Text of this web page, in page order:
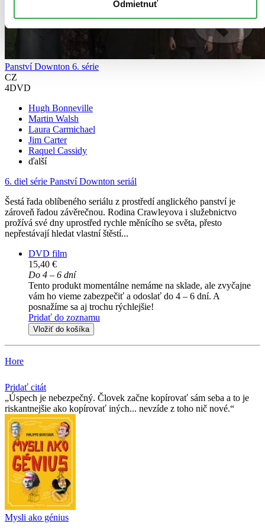
Odmietnuť
Panství Downton 6. série
CZ
4DVD
Hugh Bonneville
Martin Walsh
Laura Carmichael
Jim Carter
Raquel Cassidy
ďalší
6. diel série Panství Downton seriál
Šestá řada oblíbeného seriálu z prostředí anglického panství je
zároveň řadou závěrečnou. Rodina Crawleyova i služebnictvo
prožívá své dny uprostřed rychle měnícího se světa, přesto
nepřestávají hledat vlastní štěstí...
DVD film
15,40 €
Do 4 – 6 dní
Tento produkt momentálne nemáme na sklade, ale zvyčajne
vám ho vieme zabezpečiť a odoslať do 4 – 6 dní. A
posnažíme sa aj trochu rýchlejšie!
Pridať do zoznamu
Vložiť do košíka
Hore
Pridať citát
Úspech je nebezpečný. Človek začne kopírovať sám seba a to je
riskantnejšie ako kopírovať iných... nevzíde z toho nič nové.
Mysli ako génius